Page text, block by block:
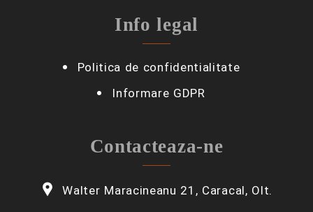
Info legal
Politica de confidentialitate
Informare GDPR
Contacteaza-ne
Walter Maracineanu 21, Caracal, Olt.